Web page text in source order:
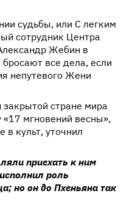
судьбы, или С легким
сотрудник Центра
Жебин в
бросают все дела, если
непутевого Жени
стране мира
мгновений весны»,
в культ, уточнил
приехать к ним
роль
но он до Пхеньяна так